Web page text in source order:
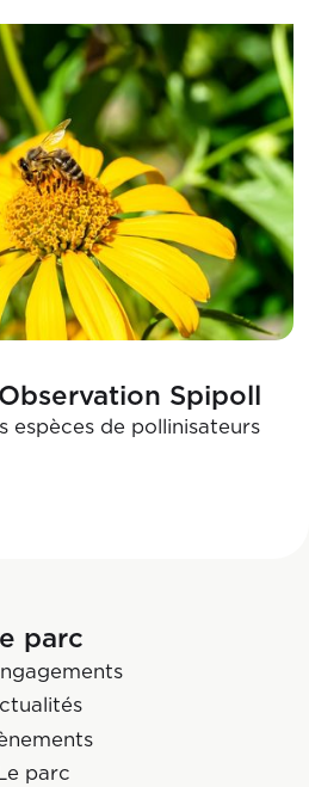
Spipoll
espèces de pollinisateurs
parc
parc